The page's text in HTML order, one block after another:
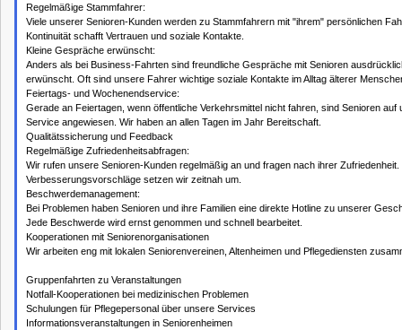
Regelmäßige Stammfahrer:
Viele unserer Senioren-Kunden werden zu Stammfahrern mit "ihrem" persönlichen
Kontinuität schafft Vertrauen und soziale Kontakte.
Kleine Gespräche erwünscht:
Anders als bei Business-Fahrten sind freundliche Gespräche mit Senioren
erwünscht. Oft sind unsere Fahrer wichtige soziale Kontakte im Alltag älterer
Feiertags- und Wochenendservice:
Gerade an Feiertagen, wenn öffentliche Verkehrsmittel nicht fahren, sind Senioren auf
Service angewiesen. Wir haben an allen Tagen im Jahr Bereitschaft.
Qualitätssicherung und Feedback
Regelmäßige Zufriedenheitsabfragen:
Wir rufen unsere Senioren-Kunden regelmäßig an und fragen nach ihrer Zufriedenheit.
Verbesserungsvorschläge setzen wir zeitnah um.
Beschwerdemanagement:
Bei Problemen haben Senioren und ihre Familien eine direkte Hotline zu unserer
Jede Beschwerde wird ernst genommen und schnell bearbeitet.
Kooperationen mit Seniorenorganisationen
Wir arbeiten eng mit lokalen Seniorenvereinen, Altenheimen und Pflegediensten
Gruppenfahrten zu Veranstaltungen
Notfall-Kooperationen bei medizinischen Problemen
Schulungen für Pflegepersonal über unsere Services
Informationsveranstaltungen in Seniorenheimen